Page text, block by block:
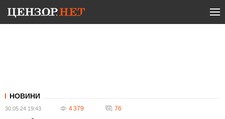
НОВИНИ
30.05.24 19:43 4 379 76